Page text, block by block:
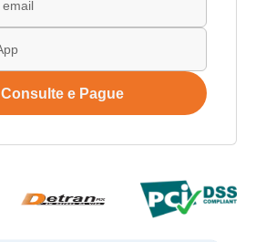
Consulte e Pague